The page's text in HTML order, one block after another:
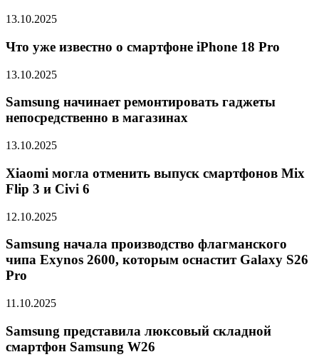
13.10.2025
Что уже известно о смартфоне iPhone 18 Pro
13.10.2025
Samsung начинает ремонтировать гаджеты
непосредственно в магазинах
13.10.2025
Xiaomi могла отменить выпуск смартфонов Mix
Flip 3 и Civi 6
12.10.2025
Samsung начала производство флагманского
чипа Exynos 2600, которым оснастит Galaxy S26
Pro
11.10.2025
Samsung представила люксовый складной
смартфон Samsung W26